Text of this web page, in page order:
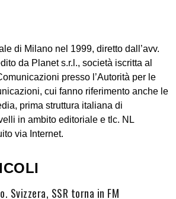
di Milano nel 1999, diretto dall’avv.
da Planet s.r.l., società iscritta al
presso l’Autorità per le
cui fanno riferimento anche le
prima struttura italiana di
in ambito editoriale e tlc. NL
via Internet.
Svizzera, SSR torna in FM